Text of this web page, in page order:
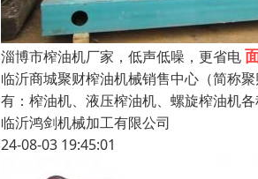
淄博市榨油机厂家，低声低噪，更省电
临沂商城聚财榨油机械销售中心（简称
有：榨油机、液压榨油机、螺旋榨油机
临沂鸿剑机械加工有限公司
24-08-03 19:45:01